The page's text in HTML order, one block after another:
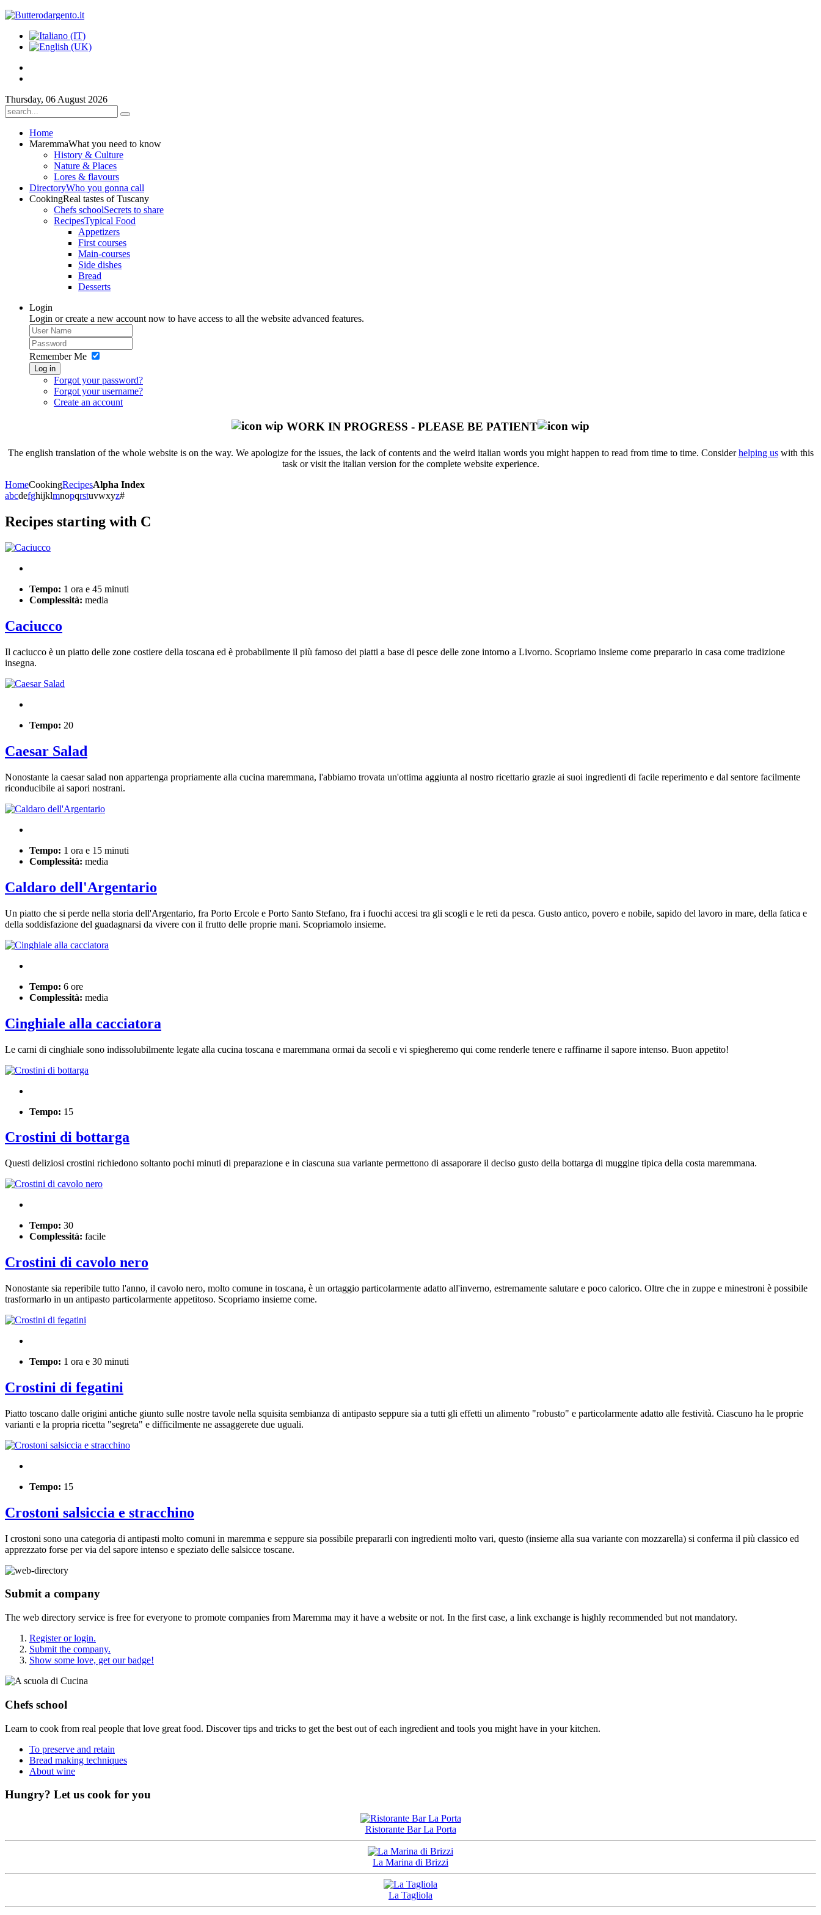
Thursday, 06 August 2026
Home
MaremmaWhat you need to know
History & Culture
Nature & Places
Lores & flavours
DirectoryWho you gonna call
CookingReal tastes of Tuscany
Chefs schoolSecrets to share
RecipesTypical Food
Appetizers
First courses
Main-courses
Side dishes
Bread
Desserts
Login
Login or create a new account now to have access to all the website advanced features.
Remember Me
Log in
Forgot your password?
Forgot your username?
Create an account
WORK IN PROGRESS - PLEASE BE PATIENT
The english translation of the whole website is on the way. We apologize for the issues, the lack of contents and the weird italian words you might happen to read from time to time. Considerhelping uswith this
task or visit the italian version for the complete website experience.
HomeCookingRecipesAlpha Index
abcdefghijklmnopqrstuvwxyz#
Recipes starting with C
Tempo: 1 ora e 45 minuti
Complessità: media
Caciucco
Il caciucco è un piatto delle zone costiere della toscana ed è probabilmente il più famoso dei piatti a base di pesce delle zone intorno a Livorno. Scopriamo insieme come prepararlo in casa come tradizione
insegna.
Tempo: 20
Caesar Salad
Nonostante la caesar salad non appartenga propriamente alla cucina maremmana, l'abbiamo trovata un'ottima aggiunta al nostro ricettario grazie ai suoi ingredienti di facile reperimento e dal sentore facilmente
riconducibile ai sapori nostrani.
Tempo: 1 ora e 15 minuti
Complessità: media
Caldaro dell'Argentario
Un piatto che si perde nella storia dell'Argentario, fra Porto Ercole e Porto Santo Stefano, fra i fuochi accesi tra gli scogli e le reti da pesca. Gusto antico, povero e nobile, sapido del lavoro in mare, della fatica e
della soddisfazione del guadagnarsi da vivere con il frutto delle proprie mani. Scopriamolo insieme.
Tempo: 6 ore
Complessità: media
Cinghiale alla cacciatora
Le carni di cinghiale sono indissolubilmente legate alla cucina toscana e maremmana ormai da secoli e vi spiegheremo qui come renderle tenere e raffinarne il sapore intenso. Buon appetito!
Tempo: 15
Crostini di bottarga
Questi deliziosi crostini richiedono soltanto pochi minuti di preparazione e in ciascuna sua variante permettono di assaporare il deciso gusto della bottarga di muggine tipica della costa maremmana.
Tempo: 30
Complessità: facile
Crostini di cavolo nero
Nonostante sia reperibile tutto l'anno, il cavolo nero, molto comune in toscana, è un ortaggio particolarmente adatto all'inverno, estremamente salutare e poco calorico. Oltre che in zuppe e minestroni è possibile
trasformarlo in un antipasto particolarmente appetitoso. Scopriamo insieme come.
Tempo: 1 ora e 30 minuti
Crostini di fegatini
Piatto toscano dalle origini antiche giunto sulle nostre tavole nella squisita sembianza di antipasto seppure sia a tutti gli effetti un alimento "robusto" e particolarmente adatto alle festività. Ciascuno ha le proprie
varianti e la propria ricetta "segreta" e difficilmente ne assaggerete due uguali.
Tempo: 15
Crostoni salsiccia e stracchino
I crostoni sono una categoria di antipasti molto comuni in maremma e seppure sia possibile prepararli con ingredienti molto vari, questo (insieme alla sua variante con mozzarella) si conferma il più classico ed
apprezzato forse per via del sapore intenso e speziato delle salsicce toscane.
Submit a company
The web directory service is free for everyone to promote companies from Maremma may it have a website or not. In the first case, a link exchange is highly recommended but not mandatory.
Register or login.
Submit the company.
Show some love, get our badge!
Chefs school
Learn to cook from real people that love great food. Discover tips and tricks to get the best out of each ingredient and tools you might have in your kitchen.
To preserve and retain
Bread making techniques
About wine
Hungry? Let us cook for you
Ristorante Bar La Porta
La Marina di Brizzi
La Tagliola